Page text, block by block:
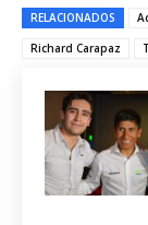
RELACIONADOS
Richard Carapaz